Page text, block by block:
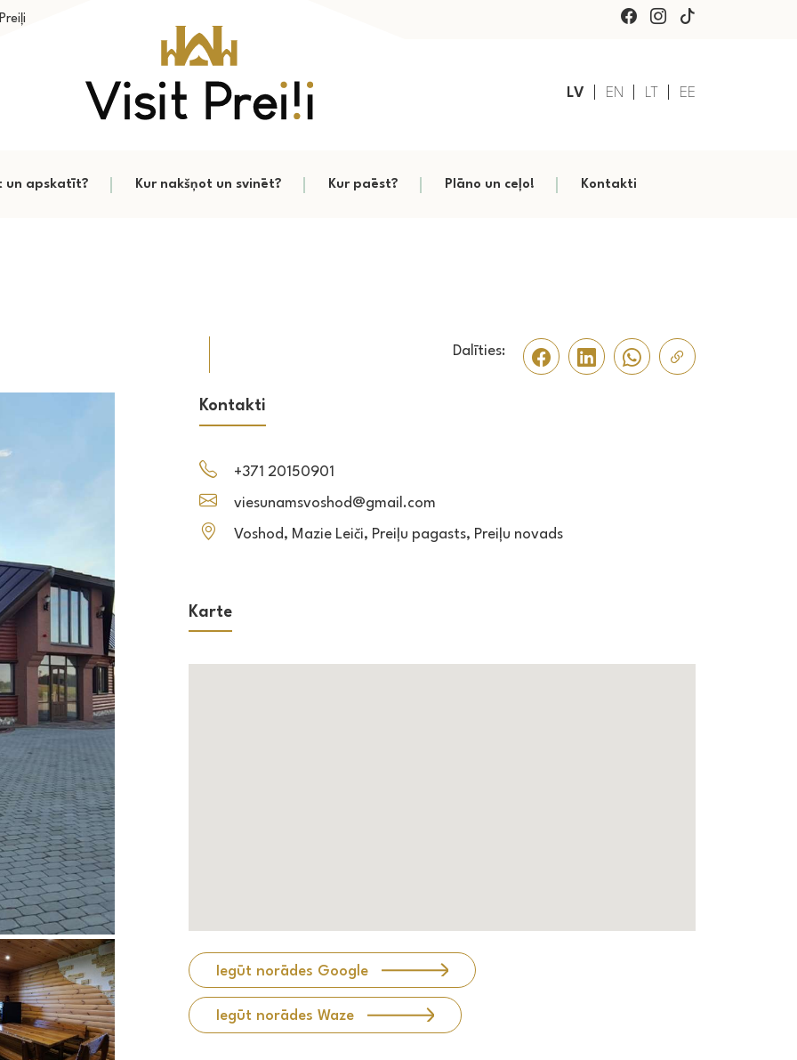
LV EN LT EE
un apskatīt? Kur nakšņot un svinēt? Kur paēst? Plāno un ceļo! Kontakti
Dalīties:
Kontakti
+371 20150901
viesunamsvoshod@gmail.com
Voshod, Mazie Leiči, Preiļu pagasts, Preiļu novads
Karte
Iegūt norādes Google
Iegūt norādes Waze